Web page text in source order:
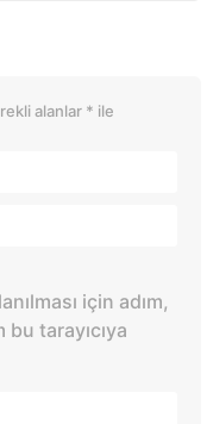
alanlar * ile
için adım,
tarayıcıya